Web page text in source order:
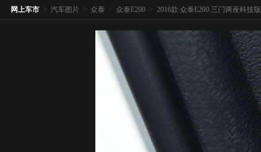
网上车市 > 汽车图片 > 众泰 > 众泰E200 > 2016款 众泰E200 三门两座科技版